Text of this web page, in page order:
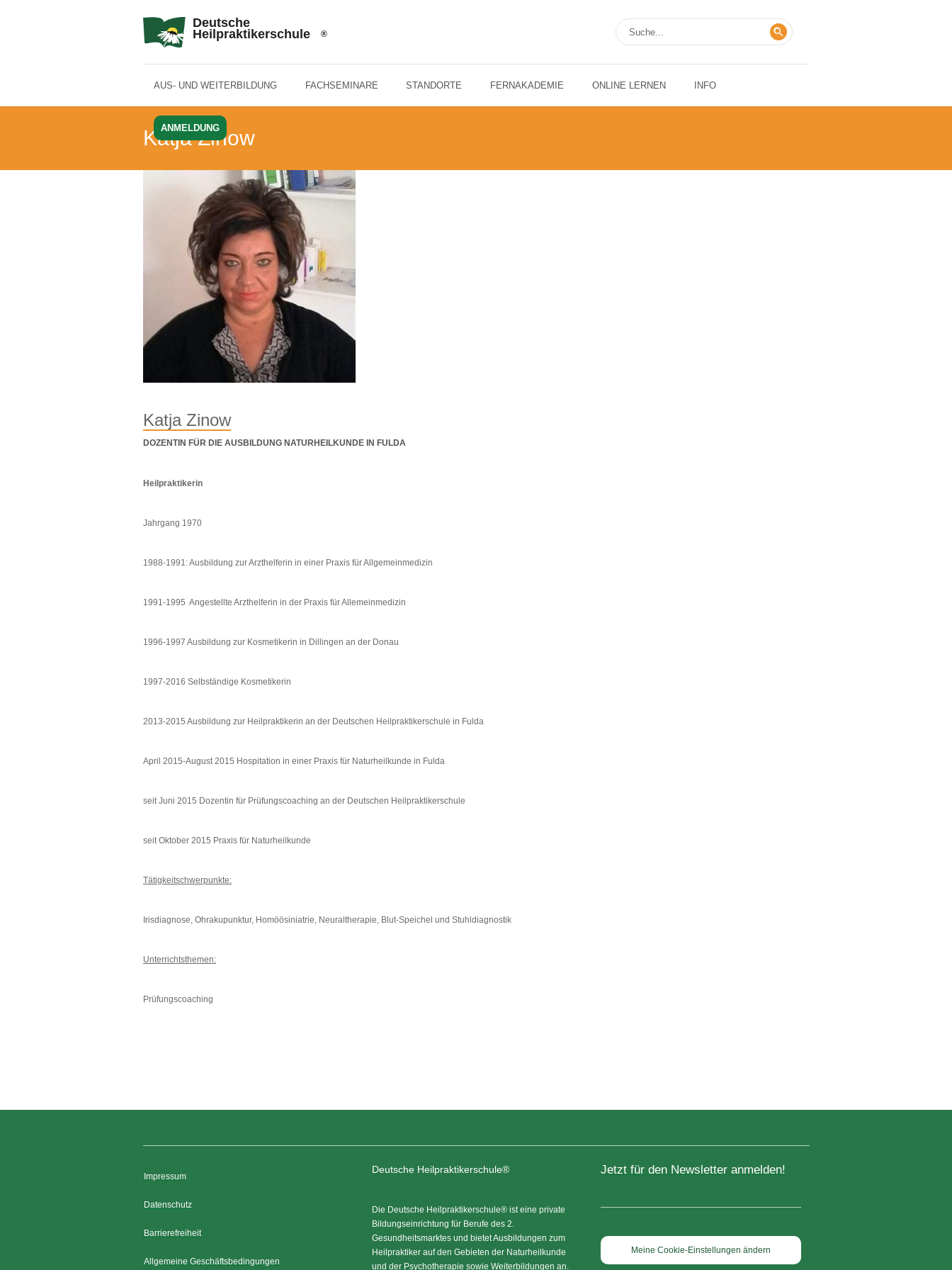
Deutsche
Heilpraktikerschule
AUS- UND WEITERBILDUNG FACHSEMINARE STANDORTE FERNAKADEMIE ONLINE LERNEN INFO
ANMELDUNG
Katja Zinow
Katja Zinow
DOZENTIN FÜR DIE AUSBILDUNG NATURHEILKUNDE IN FULDA
Heilpraktikerin
Jahrgang 1970
1988-1991: Ausbildung zur Arzthelferin in einer Praxis für Allgemeinmedizin
1991-1995 Angestellte Arzthelferin in der Praxis für Allemeinmedizin
1996-1997 Ausbildung zur Kosmetikerin in Dillingen an der Donau
1997-2016 Selbständige Kosmetikerin
2013-2015 Ausbildung zur Heilpraktikerin an der Deutschen Heilpraktikerschule in Fulda
April 2015-August 2015 Hospitation in einer Praxis für Naturheilkunde in Fulda
seit Juni 2015 Dozentin für Prüfungscoaching an der Deutschen Heilpraktikerschule
seit Oktober 2015 Praxis für Naturheilkunde
Tätigkeitschwerpunkte:
Irisdiagnose, Ohrakupunktur, Homöösiniatrie, Neuraltherapie, Blut-Speichel und Stuhldiagnostik
Unterrichtsthemen:
Prüfungscoaching
Impressum
Datenschutz
Barrierefreiheit
Allgemeine Geschäftsbedingungen
Deutsche Heilpraktikerschule®
Die Deutsche Heilpraktikerschule® ist eine private
Bildungseinrichtung für Berufe des 2.
Gesundheitsmarktes und bietet Ausbildungen zum
Heilpraktiker auf den Gebieten der Naturheilkunde
und der Psychotherapie sowie Weiterbildungen an.
Jetzt für den Newsletter anmelden!
Meine Cookie-Einstellungen ändern